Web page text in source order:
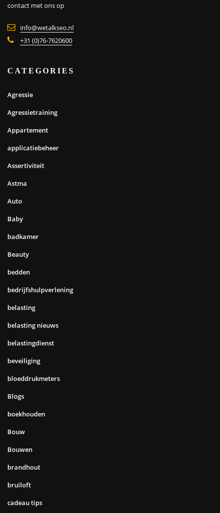
contact met ons op
info@wetalkseo.nl
+31 (0)76-7620600
CATEGORIES
Agressie
Agressietraining
Appartement
applicatiebeheer
Assertiviteit
Astma
Auto
Baby
badkamer
Beauty
bedden
bedrijfshulpverlening
belasting
belasting nieuws
belastingdienst
beveiliging
bloeddrukmeters
Blogs
boekhouden
Bouw
Bouwen
brandhout
bruiloft
cadeau tips